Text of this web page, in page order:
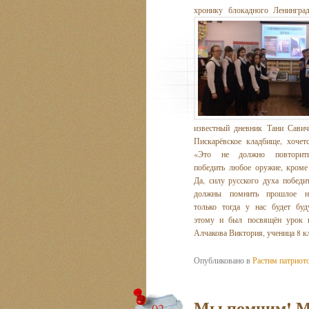
хронику блокадного
известный дневник Тани
Пискарёвское кладбище,
«Это не должно
победить любое оружие,
Да, силу русского духа
должны помнить прошлое
только тогда у нас будет
этому и был посвящён
Алчакова Виктория, ученица 8
Опубликовано вРастим